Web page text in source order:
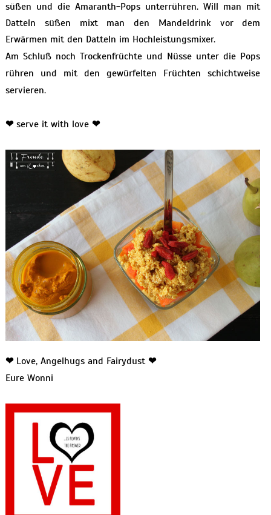
süßen und die Amaranth-Pops unterrühren. Will man mit
Datteln süßen mixt man den Mandeldrink vor dem
Erwärmen mit den Datteln im Hochleistungsmixer.
Am Schluß noch Trockenfrüchte und Nüsse unter die Pops
rühren und mit den gewürfelten Früchten schichtweise
servieren.
❤ serve it with love ❤
❤ Love, Angelhugs and Fairydust ❤
Eure Wonni